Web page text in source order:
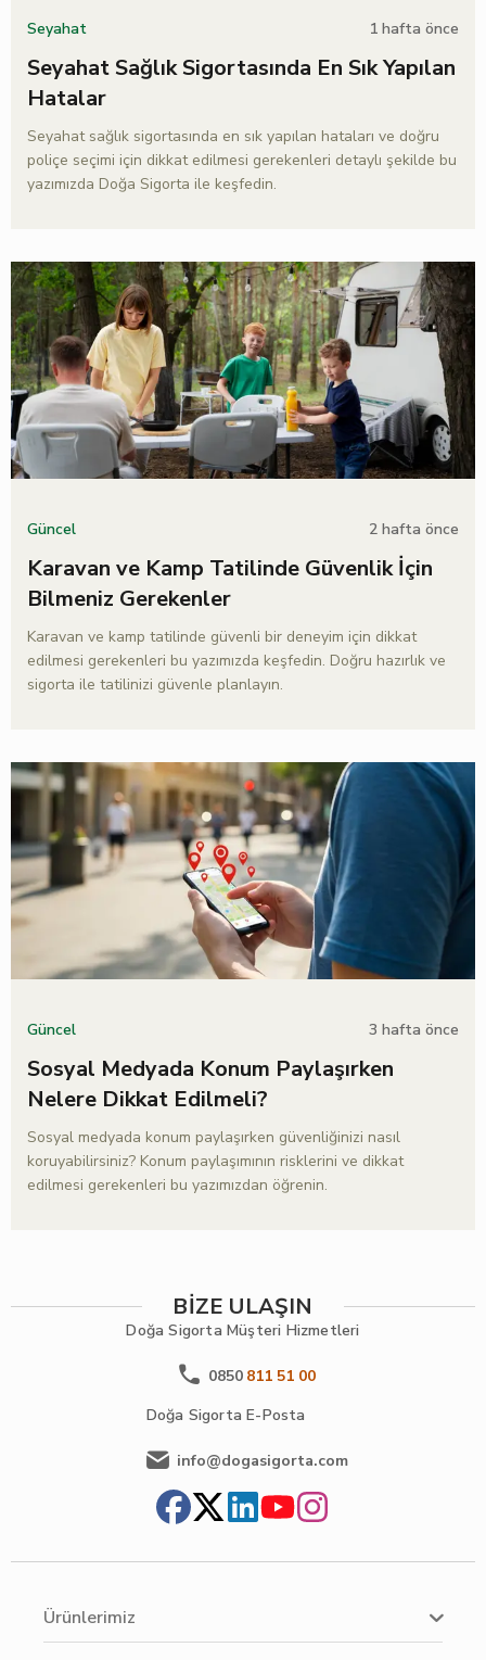
Seyahat 1 hafta önce
Seyahat Sağlık Sigortasında En Sık Yapılan
Hatalar
Seyahat sağlık sigortasında en sık yapılan hataları ve doğru
poliçe seçimi için dikkat edilmesi gerekenleri detaylı şekilde bu
yazımızda Doğa Sigorta ile keşfedin.
Güncel 2 hafta önce
Karavan ve Kamp Tatilinde Güvenlik İçin
Bilmeniz Gerekenler
Karavan ve kamp tatilinde güvenli bir deneyim için dikkat
edilmesi gerekenleri bu yazımızda keşfedin. Doğru hazırlık ve
sigorta ile tatilinizi güvenle planlayın.
Güncel 3 hafta önce
Sosyal Medyada Konum Paylaşırken
Nelere Dikkat Edilmeli?
Sosyal medyada konum paylaşırken güvenliğinizi nasıl
koruyabilirsiniz? Konum paylaşımının risklerini ve dikkat
edilmesi gerekenleri bu yazımızdan öğrenin.
BİZE ULAŞIN
Doğa Sigorta Müşteri Hizmetleri
0850 811 51 00
Doğa SigortaE-Posta
info@dogasigorta.com
Ürünlerimiz